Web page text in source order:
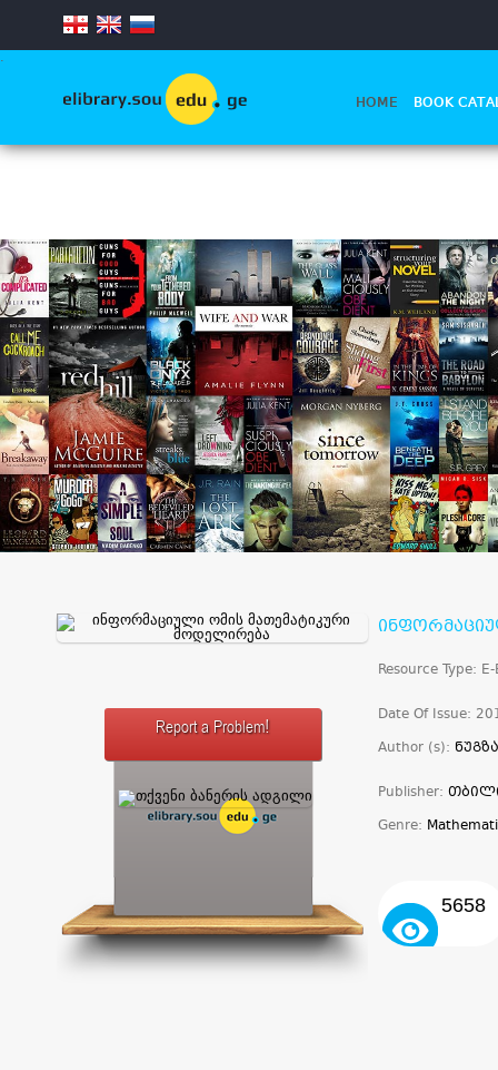
.
HOME BOOK
Report a Problem!
Resource Type:
Date Of Issue:
Author (s):
Publisher:
Genre:
5658